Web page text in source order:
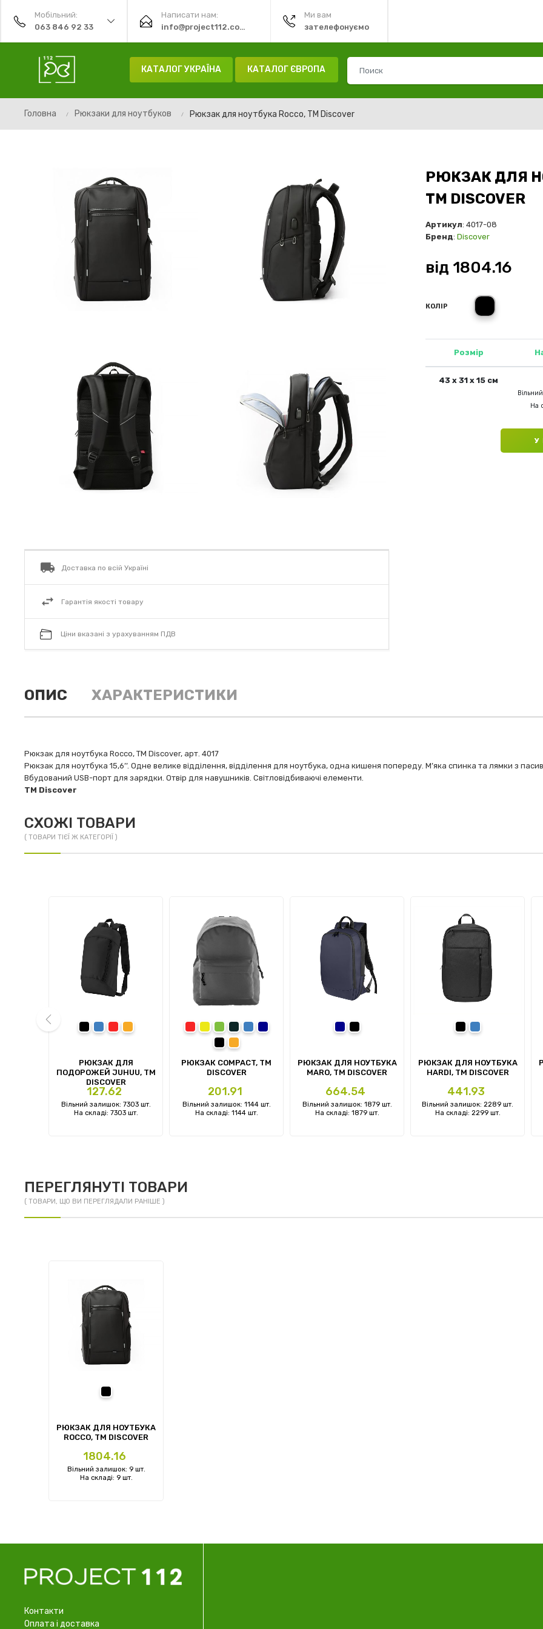
Мобільний:
063 846 92 33
Написати нам:
info@project112.com.ua
Ми вам
зателефонуємо
КАТАЛОГ УКРАЇНА КАТАЛОГ ЄВРОПА
Головна Рюкзаки для ноутбуков Рюкзак для ноутбука Rocco, TM Discover
Доставка по всій Україні
Гарантія якості товару
Ціни вказані з урахуванням ПДВ
РЮКЗАК ДЛЯ
TM DISCOVER
Артикул: 4017-08
Бренд: Discover
від 1804.16
КОЛІР
чорний
Розмір
43 х 31 х 15 см
На
У
ОПИС ХАРАКТЕРИСТИКИ
Рюкзак для ноутбука Rocco, TM Discover, арт. 4017
Рюкзак для ноутбука 15,6’’. Одне велике відділення, відділення для ноутбука, одна кишеня попереду. М’яка спинка та лямки з
Вбудований USB-порт для зарядки. Отвір для навушників. Світловідбиваючі елементи.
ТМ Discover
СХОЖІ ТОВАРИ
( ТОВАРИ ТІЄЇ Ж КАТЕГОРІЇ )
РЮКЗАК ДЛЯ
ПОДОРОЖЕЙ JUHUU, ТМ
DISCOVER
Ціна
127.62
Вільний залишок: 7303 шт.
На складі: 7303 шт.
РЮКЗАК COMPACT, TM
DISCOVER
Ціна
201.91
Вільний залишок: 1144 шт.
На складі: 1144 шт.
РЮКЗАК ДЛЯ НОУТБУКА
MARO, ТМ DISCOVER
Ціна
664.54
Вільний залишок: 1879 шт.
На складі: 1879 шт.
РЮКЗАК ДЛЯ НОУТБУКА
HARDI, TM DISCOVER
Ціна
441.93
Вільний залишок: 2289 шт.
На складі: 2299 шт.
ПЕРЕГЛЯНУТІ ТОВАРИ
( ТОВАРИ, ЩО ВИ ПЕРЕГЛЯДАЛИ РАНІШЕ )
РЮКЗАК ДЛЯ НОУТБУКА
ROCCO, TM DISCOVER
Ціна
1804.16
Вільний залишок: 9 шт.
На складі: 9 шт.
Контакти
Оплата і доставка